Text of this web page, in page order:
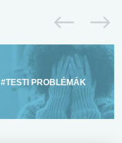
#TESTI PROBLÉMÁK